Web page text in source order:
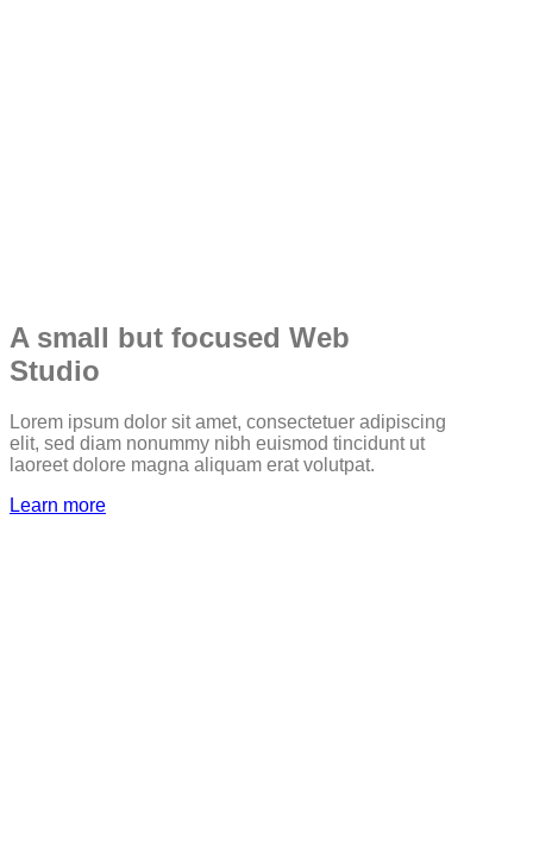
A small but focused Web
Studio
Lorem ipsum dolor sit amet, consectetuer adipiscing
elit, sed diam nonummy nibh euismod tincidunt ut
laoreet dolore magna aliquam erat volutpat.
Learn more